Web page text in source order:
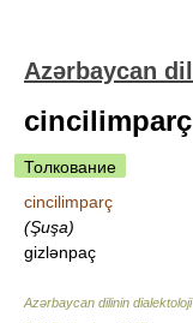
Azərbaycan
cincilimparç
Толкование
cincilimparç
(Şuşa)
gizlənpaç
Azərbaycan dilinin